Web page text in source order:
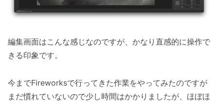
編集画面はこんな感じなのですが、かなり直感的に操作で
きる印象です。
今までFireworksで行ってきた作業をやってみたのですが
まだ慣れていないので少し時間はかかりましたが、ほぼほ